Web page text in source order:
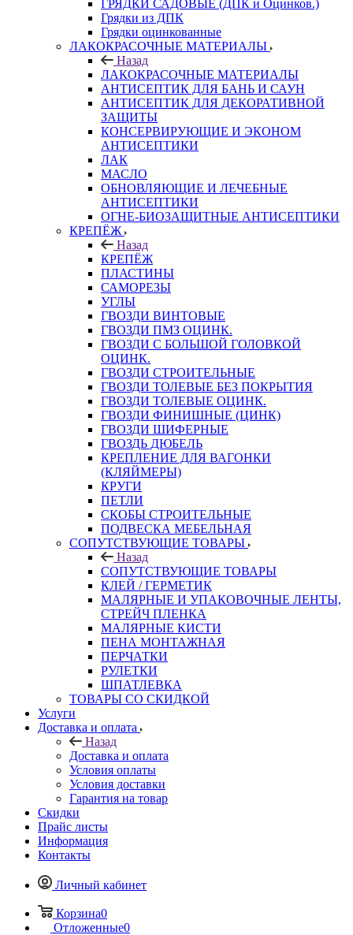
ГРЯДКИ САДОВЫЕ (ДПК и Оцинков.)
Грядки из ДПК
Грядки оцинкованные
ЛАКОКРАСОЧНЫЕ МАТЕРИАЛЫ
Назад
ЛАКОКРАСОЧНЫЕ МАТЕРИАЛЫ
АНТИСЕПТИК ДЛЯ БАНЬ И САУН
АНТИСЕПТИК ДЛЯ ДЕКОРАТИВНОЙ
ЗАЩИТЫ
КОНСЕРВИРУЮЩИЕ И ЭКОНОМ
АНТИСЕПТИКИ
ЛАК
МАСЛО
ОБНОВЛЯЮЩИЕ И ЛЕЧЕБНЫЕ
АНТИСЕПТИКИ
ОГНЕ-БИОЗАЩИТНЫЕ АНТИСЕПТИКИ
КРЕПЁЖ
Назад
КРЕПЁЖ
ПЛАСТИНЫ
САМОРЕЗЫ
УГЛЫ
ГВОЗДИ ВИНТОВЫЕ
ГВОЗДИ ПМЗ ОЦИНК.
ГВОЗДИ С БОЛЬШОЙ ГОЛОВКОЙ
ОЦИНК.
ГВОЗДИ СТРОИТЕЛЬНЫЕ
ГВОЗДИ ТОЛЕВЫЕ БЕЗ ПОКРЫТИЯ
ГВОЗДИ ТОЛЕВЫЕ ОЦИНК.
ГВОЗДИ ФИНИШНЫЕ (ЦИНК)
ГВОЗДИ ШИФЕРНЫЕ
ГВОЗДЬ ДЮБЕЛЬ
КРЕПЛЕНИЕ ДЛЯ ВАГОНКИ
(КЛЯЙМЕРЫ)
КРУГИ
ПЕТЛИ
СКОБЫ СТРОИТЕЛЬНЫЕ
ПОДВЕСКА МЕБЕЛЬНАЯ
СОПУТСТВУЮЩИЕ ТОВАРЫ
Назад
СОПУТСТВУЮЩИЕ ТОВАРЫ
КЛЕЙ / ГЕРМЕТИК
МАЛЯРНЫЕ И УПАКОВОЧНЫЕ ЛЕНТЫ,
СТРЕЙЧ ПЛЕНКА
МАЛЯРНЫЕ КИСТИ
ПЕНА МОНТАЖНАЯ
ПЕРЧАТКИ
РУЛЕТКИ
ШПАТЛЕВКА
ТОВАРЫ СО СКИДКОЙ
Услуги
Доставка и оплата
Назад
Доставка и оплата
Условия оплаты
Условия доставки
Гарантия на товар
Скидки
Прайс листы
Информация
Контакты
Личный кабинет
Корзина0
Отложенные0